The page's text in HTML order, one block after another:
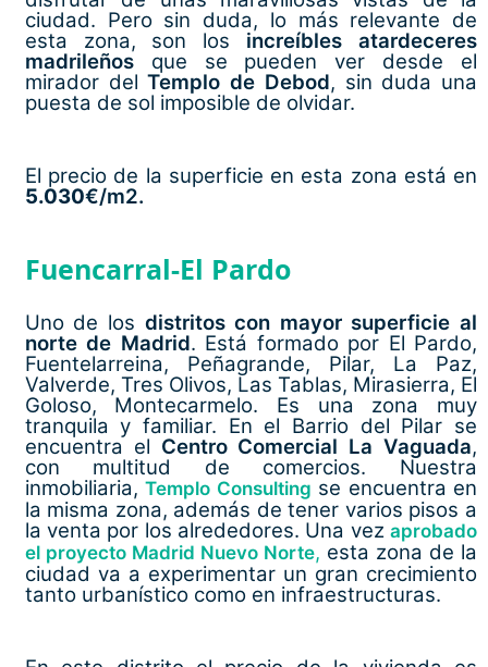
ciudad. Pero sin duda, lo más relevante de
esta zona, son los increíbles atardeceres
madrileñosque se pueden ver desde el
mirador delTemplo de Debod, sin duda una
puesta de sol imposible de olvidar.
El precio de la superficie en esta zona está en
5.030€/m2.
Fuencarral-El Pardo
Uno de los distritos con mayor superficie al
norte de Madrid. Está formado por El Pardo,
Fuentelarreina, Peñagrande, Pilar, La Paz,
Valverde, Tres Olivos, Las Tablas, Mirasierra, El
Goloso, Montecarmelo. Es una zona muy
tranquila y familiar. En el Barrio del Pilar se
encuentra el Centro Comercial La Vaguada,
con multitud de comercios. Nuestra
inmobiliaria,Templo Consulting se encuentra en
la misma zona, además de tener varios pisos a
la venta por los alrededores. Una vez aprobado
el proyecto Madrid Nuevo Norte, esta zona de la
ciudad va a experimentar un gran crecimiento
tanto urbanístico como en infraestructuras.